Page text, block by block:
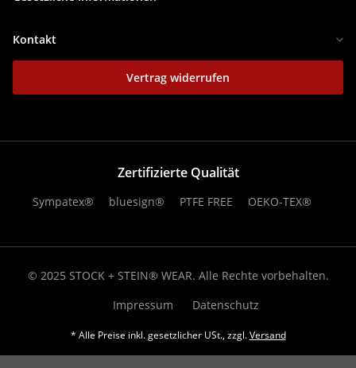
Kontakt
Vertrag widerrufen
Zertifizierte Qualität
Sympatex® bluesign® PTFE FREE OEKO-TEX®
© 2025 STOCK + STEIN® WEAR. Alle Rechte vorbehalten.
Impressum
Datenschutz
* Alle Preise inkl. gesetzlicher USt., zzgl.Versand